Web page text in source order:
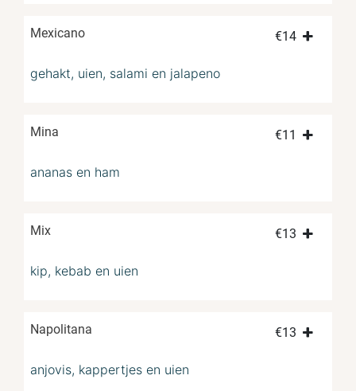
Mexicano €14
gehakt, uien, salami en jalapeno
Mina €11
ananas en ham
Mix €13
kip, kebab en uien
Napolitana €13
anjovis, kappertjes en uien